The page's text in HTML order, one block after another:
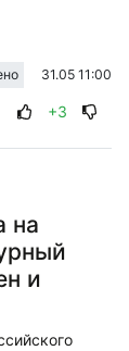
31.05 11:00
+3
на
и